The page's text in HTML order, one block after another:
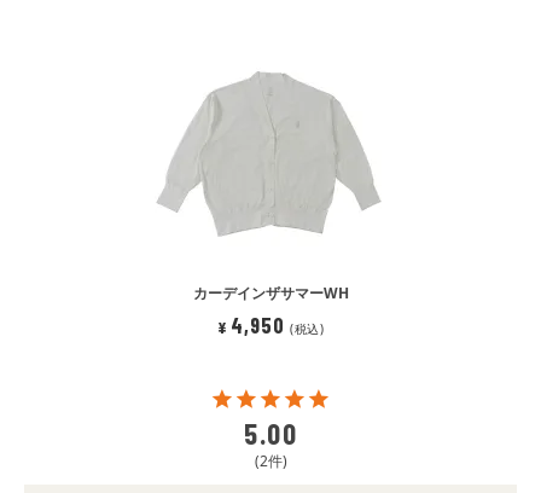
カーデインザサマーWH
¥ 4,950 税込
5.00
2